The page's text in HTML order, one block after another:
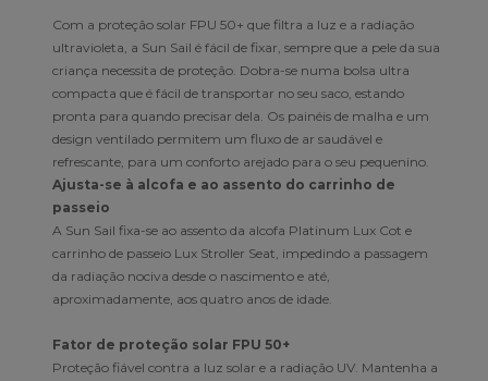
Com a proteção solar FPU 50+ que filtra a luz e a radiação
ultravioleta, a Sun Sail é fácil de fixar, sempre que a pele da sua
criança necessita de proteção. Dobra-se numa bolsa ultra
compacta que é fácil de transportar no seu saco, estando
pronta para quando precisar dela. Os painéis de malha e um
design ventilado permitem um fluxo de ar saudável e
refrescante, para um conforto arejado para o seu pequenino.
Ajusta-se à alcofa e ao assento do carrinho de
passeio
A Sun Sail fixa-se ao assento da alcofa Platinum Lux Cot e
carrinho de passeio Lux Stroller Seat, impedindo a passagem
da radiação nociva desde o nascimento e até,
aproximadamente, aos quatro anos de idade.
Fator de proteção solar FPU 50+
Proteção fiável contra a luz solar e a radiação UV. Mantenha a